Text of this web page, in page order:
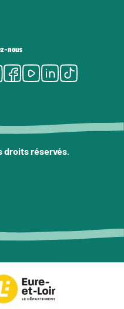
nous
Facebook
Youtube
LinkedIn
Tiktok
droits réservés.